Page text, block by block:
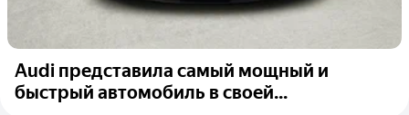
Audi представила самый мощный и
быстрый автомобиль в своей...